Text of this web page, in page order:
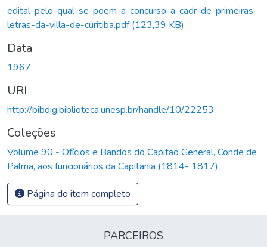
edital-pelo-qual-se-poem-a-concurso-a-cadr-de-primeiras-
letras-da-villa-de-curitiba.pdf(123,39 KB)
Data
1967
URI
http://bibdig.biblioteca.unesp.br/handle/10/22253
Coleções
Volume 90 - Ofícios e Bandos do Capitão General, Conde de
Palma, aos funcionários da Capitania (1814- 1817)
Página do item completo
PARCEIROS